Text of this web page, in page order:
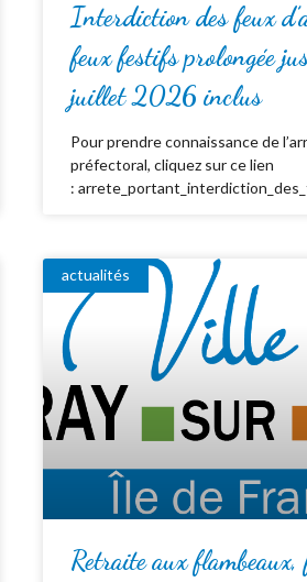
Interdiction des feux
feux festifs prolongée
juillet 2026 inclus
Pour prendre connaissance de
préfectoral, cliquez sur ce lien
:
actualités
Retraite aux flambeaux,